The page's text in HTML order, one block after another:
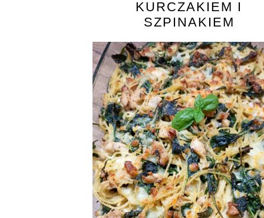
KURCZAKIEM I
SZPINAKIEM